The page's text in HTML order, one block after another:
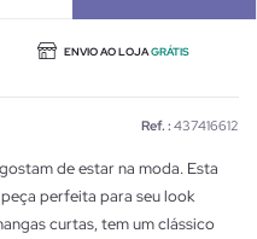
ENVIO AO LOJAGRÁTIS
Ref. : 437416612
de estar na moda. Esta
perfeita para seu look
curtas, tem um clássico